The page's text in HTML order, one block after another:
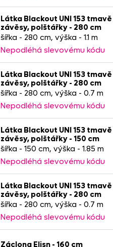
Látka Blackout UNI 153
závěsy, polštářky - 280 cm
šířka - 280 cm, výška - 1.1 m
Nepodléhá slevovému kódu
Látka Blackout UNI 153
závěsy, polštářky - 280 cm
šířka - 280 cm, výška - 0.7 m
Nepodléhá slevovému kódu
Látka Blackout UNI 153
závěsy, polštářky - 150 cm
šířka - 150 cm, výška - 1.85 m
Nepodléhá slevovému kódu
Látka Blackout UNI 153
závěsy, polštářky - 280 cm
šířka - 280 cm, výška - 0.7 m
Nepodléhá slevovému kódu
Záclona Elisn - 160 cm